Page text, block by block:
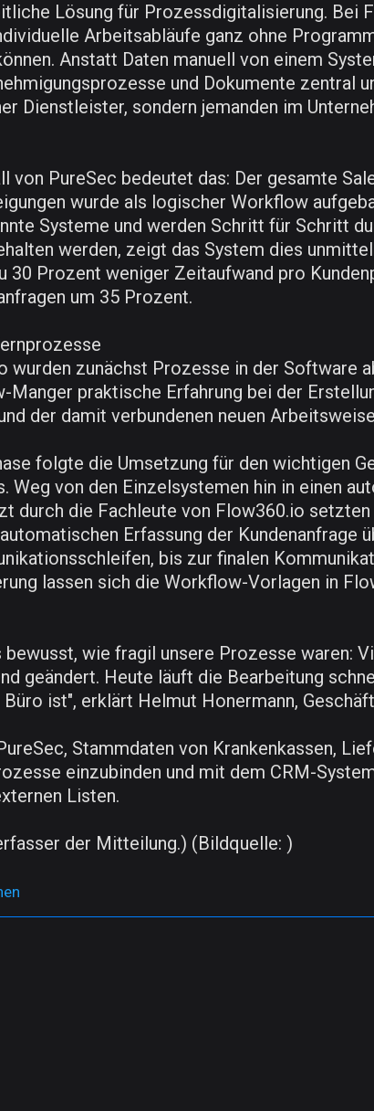
Lösung für Prozessdigitalisierung. Bei
Arbeitsabläufe ganz ohne
Anstatt Daten manuell von einem
und Dokumente zentral
Dienstleister, sondern jemanden im
von PureSec bedeutet das: Der gesamte
wurde als logischer Workflow
Systeme und werden Schritt für Schritt
werden, zeigt das System dies
Prozent weniger Zeitaufwand pro
um 35 Prozent.
wurden zunächst Prozesse in der Software
Manger praktische Erfahrung bei der
der damit verbundenen neuen
folgte die Umsetzung für den wichtigen
Weg von den Einzelsystemen hin in einen
durch die Fachleute von Flow360.io
Erfassung der Kundenanfrage
bis zur finalen
lassen sich die Workflow-Vorlagen in
wie fragil unsere Prozesse waren:
geändert. Heute läuft die Bearbeitung
ist", erklärt Helmut Honermann,
Stammdaten von Krankenkassen,
einzubinden und mit dem CRM-
Listen.
der Mitteilung.) (Bildquelle: )